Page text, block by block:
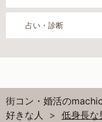
占い・診断
街コン・婚活の
好きな人
低身長な